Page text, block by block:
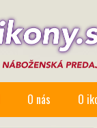
O nás O